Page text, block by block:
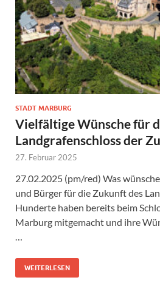
STADT MARBURG
Vielfältige Wünsche für
Landgrafenschloss der
27. Februar 2025
27.02.2025 (pm/red) Was
und Bürger für die Zukunft des
Hunderte haben bereits beim
Marburg mitgemacht und ihre
…
WEITERLESEN